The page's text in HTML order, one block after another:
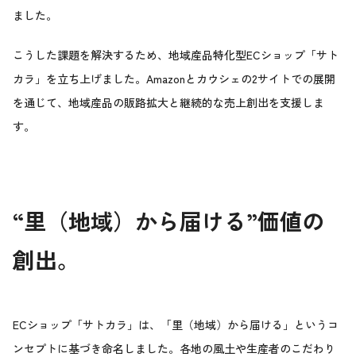
ました。
こうした課題を解決するため、地域産品特化型ECショップ「サト
カラ」を立ち上げました。Amazonとカウシェの2サイトでの展開
を通じて、地域産品の販路拡大と継続的な売上創出を支援しま
す。
“里（地域）から届ける”価値の
創出。
ECショップ「サトカラ」は、「里（地域）から届ける」というコ
ンセプトに基づき命名しました。各地の風土や生産者のこだわり